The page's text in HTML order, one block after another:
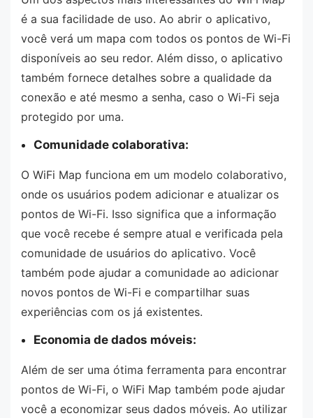
é a sua facilidade de uso. Ao abrir o aplicativo,
você verá um mapa com todos os pontos de Wi-Fi
disponíveis ao seu redor. Além disso, o aplicativo
também fornece detalhes sobre a qualidade da
conexão e até mesmo a senha, caso o Wi-Fi seja
protegido por uma.
Comunidade colaborativa:
O WiFi Map funciona em um modelo colaborativo,
onde os usuários podem adicionar e atualizar os
pontos de Wi-Fi. Isso significa que a informação
que você recebe é sempre atual e verificada pela
comunidade de usuários do aplicativo. Você
também pode ajudar a comunidade ao adicionar
novos pontos de Wi-Fi e compartilhar suas
experiências com os já existentes.
Economia de dados móveis:
Além de ser uma ótima ferramenta para encontrar
pontos de Wi-Fi, o WiFi Map também pode ajudar
você a economizar seus dados móveis. Ao utilizar